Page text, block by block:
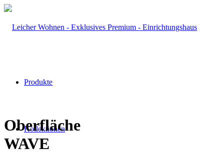
Produkte
Kollektionen
Oberfläche
WAVE